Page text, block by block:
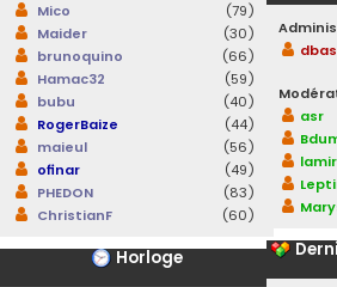
Mico
(79)
Maider
(30)
brunoquino
(66)
Hamac32
(59)
bubu
(40)
RogerBaize
(44)
maieul
(56)
ofinar
(49)
PHEDON
(83)
ChristianF
(60)
Horloge
asr